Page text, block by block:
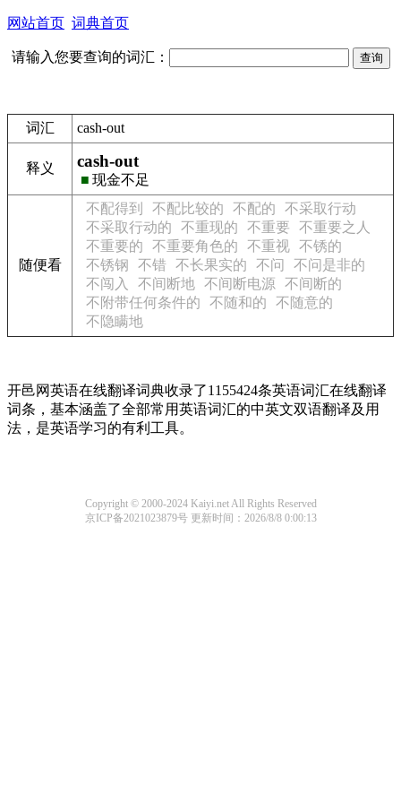
网站首页 词典首页
请输入您要查询的词汇：
词汇 cash-out
释义 cash-out
■ 现金不足
随便看
不配得到 不配比较的 不配的
不采取行动
不采取行动的
不重现的 不重要
不重要之人
不重要的
不重要角色的 不重视 不锈的
不锈钢
不错 不长果实的 不问
不问是非的
不闯入
不间断地 不间断电源
不间断的
不附带任何条件的
不随和的
不随意的
不隐瞒地
开邑网英语在线翻译词典收录了1155424条英语词汇在线翻译
词条，基本涵盖了全部常用英语词汇的中英文双语翻译及用
法，是英语学习的有利工具。
Copyright © 2000-2024 Kaiyi.net All Rights Reserved
京ICP备2021023879号更新时间：2026/8/8 0:00:13